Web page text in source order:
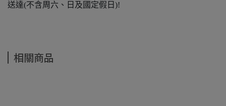
送達(不含周六、日及國定假日)!
相關商品